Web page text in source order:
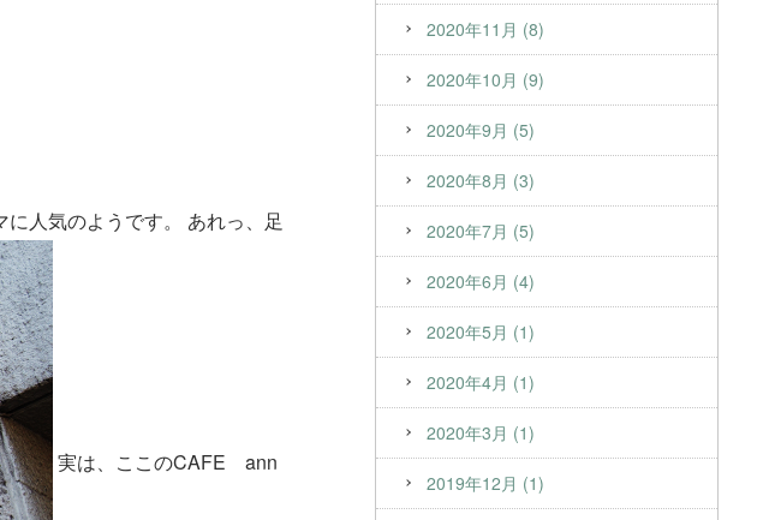
人気のようです。 あれっ、足
実は、ここのCAFE ann
2020年11月 (8)
2020年10月 (9)
2020年9月 (5)
2020年8月 (3)
2020年7月 (5)
2020年6月 (4)
2020年5月 (1)
2020年4月 (1)
2020年3月 (1)
2019年12月 (1)